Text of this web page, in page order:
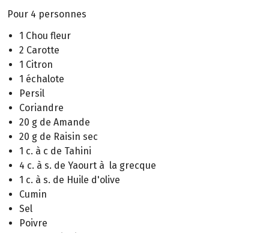
Pour 4 personnes
1 Chou fleur
2 Carotte
1 Citron
1 échalote
Persil
Coriandre
20 g de Amande
20 g de Raisin sec
1 c. à c de Tahini
4 c. à s. de Yaourt à la grecque
1 c. à s. de Huile d'olive
Cumin
Sel
Poivre